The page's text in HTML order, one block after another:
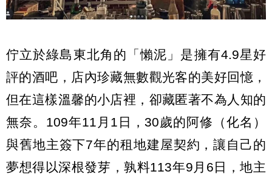
佇立於綠島東北角的「懶泥」是擁有4.9星好
評的酒吧，店內珍藏無數觀光客的美好回憶，
但在這樣溫馨的小店裡，卻藏匿著不為人知的
無奈。109年11月1日，30歲的阿修（化名）
與舊地主簽下7年的租地建屋契約，讓自己的
夢想得以深根發芽，孰料113年9月6日，地主